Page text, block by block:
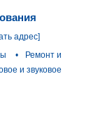
адрес]
•
Ремонт и
и звуковое